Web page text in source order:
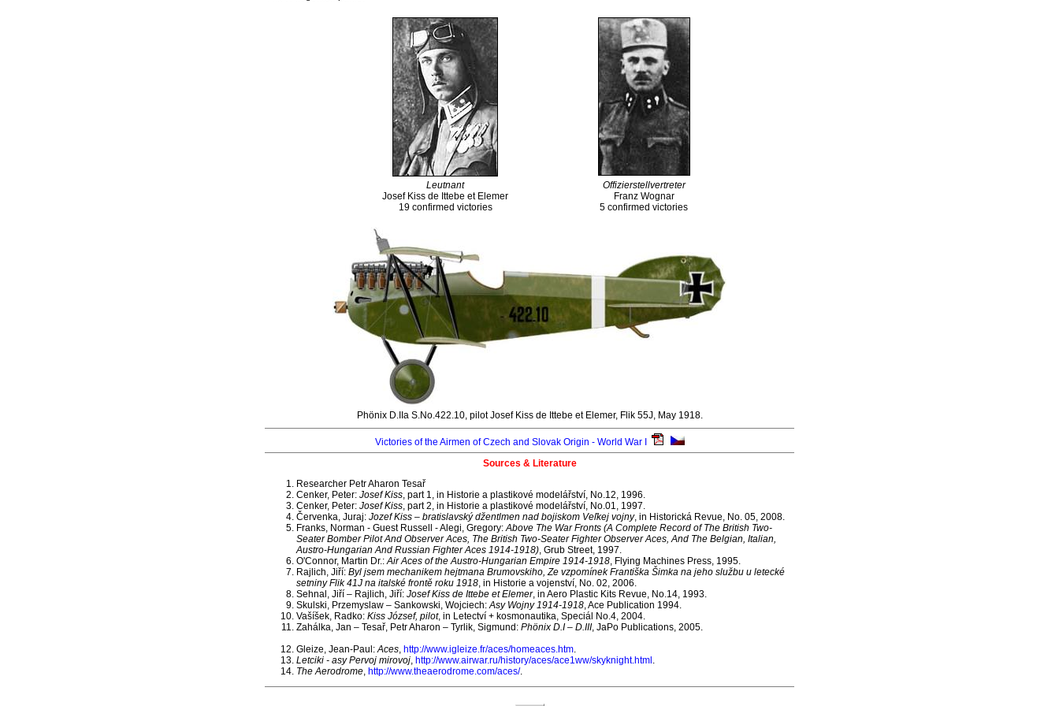
Leutnant
Josef Kiss de Ittebe et Elemer
19 confirmed victories
Offizierstellvertreter
Franz Wognar
5 confirmed victories
Phönix D.IIa S.No.422.10, pilot Josef Kiss de Ittebe et Elemer, Flik 55J, May 1918.
Victories of the Airmen of Czech and Slovak Origin - World War I
Sources & Literature
Researcher Petr Aharon Tesař
Cenker, Peter: Josef Kiss, part 1, in Historie a plastikové modelářství, No.12, 1996.
Cenker, Peter: Josef Kiss, part 2, in Historie a plastikové modelářství, No.01, 1997.
Červenka, Juraj: Jozef Kiss – bratislavský džentlmen nad bojiskom Veľkej vojny, in Historická Revue, No. 05, 2008.
Franks, Norman - Guest Russell - Alegi, Gregory:Above The War Fronts (A Complete Record of The British Two-
Seater Bomber Pilot And Observer Aces, The British Two-Seater Fighter Observer Aces, And The Belgian, Italian,
Austro-Hungarian And Russian Fighter Aces 1914-1918), Grub Street, 1997.
O'Connor, Martin Dr.:Air Aces of the Austro-Hungarian Empire 1914-1918, Flying Machines Press, 1995.
Rajlich, Jiří: Byl jsem mechanikem hejtmana Brumovskiho, Ze vzpomínek Františka Šimka na jeho službu u letecké
setniny Flik 41J na italské frontě roku 1918, in Historie a vojenství, No. 02, 2006.
Sehnal, Jiří – Rajlich, Jiří: Josef Kiss de Ittebe et Elemer, in Aero Plastic Kits Revue, No.14, 1993.
Skulski, Przemyslaw – Sankowski, Wojciech:Asy Wojny 1914-1918, Ace Publication 1994.
Vašíšek, Radko: Kiss József, pilot, in Letectví + kosmonautika, Speciál No.4, 2004.
Zahálka, Jan – Tesař, Petr Aharon – Tyrlik, Sigmund: Phönix D.I – D.III, JaPo Publications, 2005.
Gleize, Jean-Paul:Aces, http://www.igleize.fr/aces/homeaces.htm.
Letciki - asy Pervoj mirovoj, http://www.airwar.ru/history/aces/ace1ww/skyknight.html .
The Aerodrome, http://www.theaerodrome.com/aces/.